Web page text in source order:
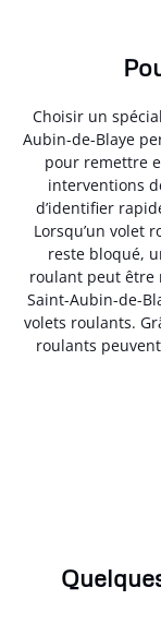
Choisir un
Aubin-de-Blaye
pour remettre
interventions
d’identifier
Lorsqu’un volet
reste bloqué,
roulant peut être
Saint-Aubin-de-
volets roulants.
roulants